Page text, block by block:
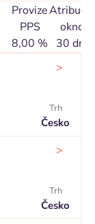
Provize
PPS
8,00 %
Atribuční
okno
30 dní
>
Trh
Česko
>
Trh
Česko